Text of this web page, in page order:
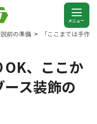
前の準備 「ここまでは手作
OK、ここか
ス装飾の